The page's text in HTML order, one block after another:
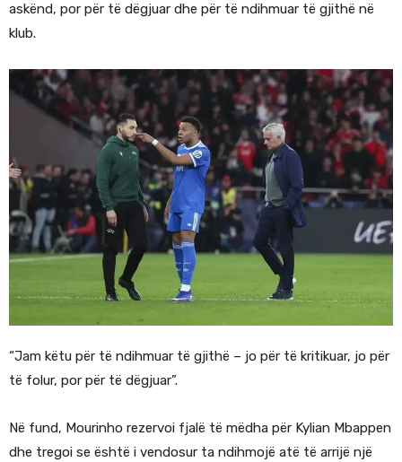
askënd, por për të dëgjuar dhe për të ndihmuar të gjithë në
klub.
“Jam këtu për të ndihmuar të gjithë – jo për të kritikuar, jo për
të folur, por për të dëgjuar”.
Në fund, Mourinho rezervoi fjalë të mëdha për Kylian Mbappen
dhe tregoi se është i vendosur ta ndihmojë atë të arrijë një